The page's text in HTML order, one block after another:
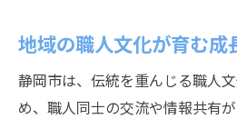
サポート充実の職人職
未経験から職人デビ
安定を求めるなら職人とい
地域の職人文化が育む成
静岡市は、伝統を重んじる職人
め、職人同士の交流や情報共有